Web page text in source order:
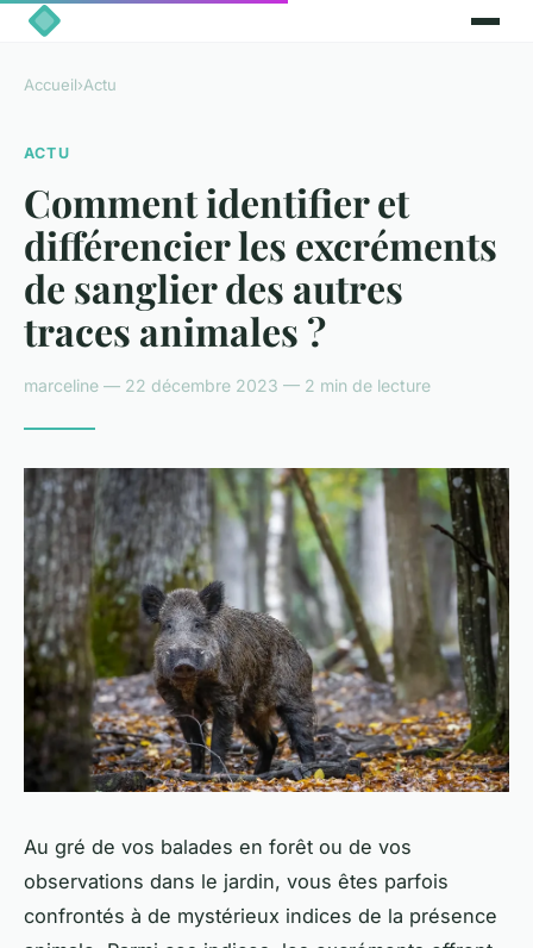
Accueil›Actu
ACTU
Comment identifier et
différencier les excréments
de sanglier des autres
traces animales ?
marceline — 22 décembre 2023 — 2 min de lecture
Au gré de vos balades en forêt ou de vos
observations dans le jardin, vous êtes parfois
confrontés à de mystérieux indices de la présence